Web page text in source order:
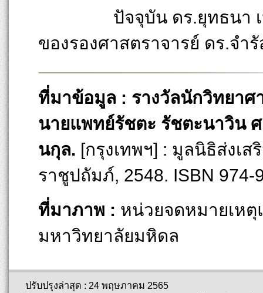
ปัจจุบัน ดร.ยุทธนา เป็น
ของรองศาสตราจารย์ ดร.จำ
ที่มาข้อมูล : รางวัลนักวิทยาศ
นายแพทย์รัชตะ รัชตะนาวิน
นกุล. [กรุงเทพฯ] : มูลนิธิส่งเ
ราชูปถัมภ์, 2548. ISBN 974-
ที่มาภาพ : หน่วยจดหมายเห
มหาวิทยาลัยมหิดล
ปรับปรุงล่าสุด : 24 พฤษภาคม 2565